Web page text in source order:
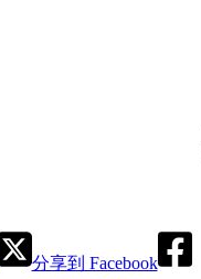
分享到 Facebook